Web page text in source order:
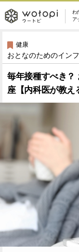
わ
ア
wotopi
-
ウ
ー
ト
ピ
メ
ニ
ュ
ー
美容・コスメ
健康
ソーシャル
アイテム
健康
おとなのためのイン
毎年接種すべき？
座【内科医が教え